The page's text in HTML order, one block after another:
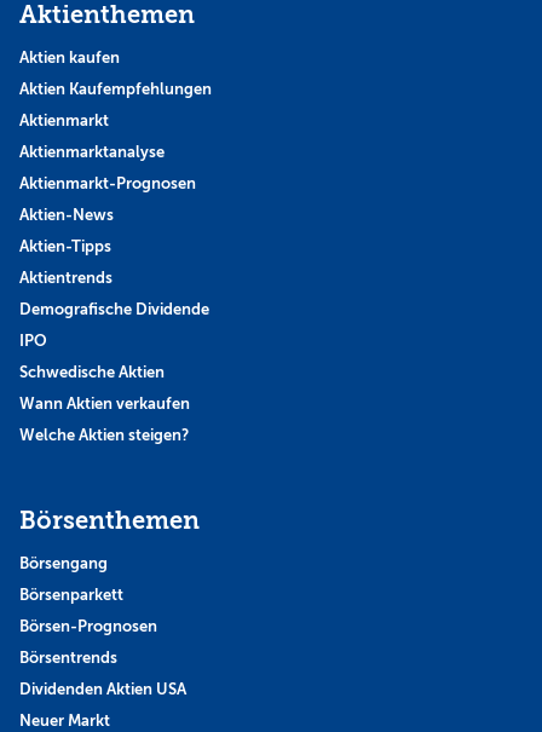
Aktienthemen
Aktien kaufen
Aktien Kaufempfehlungen
Aktienmarkt
Aktienmarktanalyse
Aktienmarkt-Prognosen
Aktien-News
Aktien-Tipps
Aktientrends
Demografische Dividende
IPO
Schwedische Aktien
Wann Aktien verkaufen
Welche Aktien steigen?
Börsenthemen
Börsengang
Börsenparkett
Börsen-Prognosen
Börsentrends
Dividenden Aktien USA
Neuer Markt